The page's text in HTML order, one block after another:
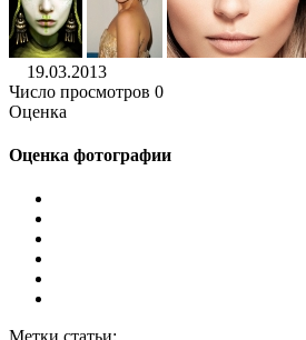
19.03.2013
Число просмотров 0
Оценка
Оценка фотографии